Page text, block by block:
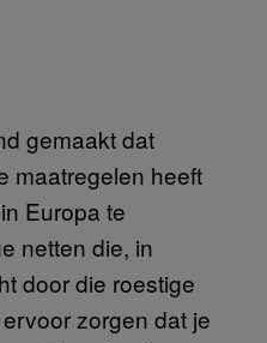
gemaakt dat
maatregelen heeft
Europa te
netten die, in
door die roestige
zorgen dat je